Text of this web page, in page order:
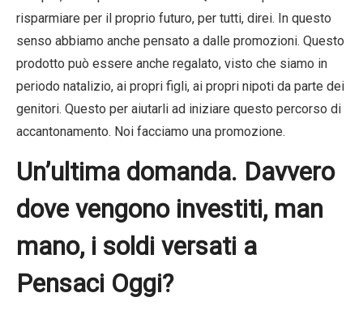
risparmiare per il proprio futuro, per tutti, direi. In questo
senso abbiamo anche pensato a dalle promozioni. Questo
prodotto può essere anche regalato, visto che siamo in
periodo natalizio, ai propri figli, ai propri nipoti da parte dei
genitori. Questo per aiutarli ad iniziare questo percorso di
accantonamento. Noi facciamo una promozione.
Un’ultima domanda. Davvero
dove vengono investiti, man
mano, i soldi versati a
Pensaci Oggi?